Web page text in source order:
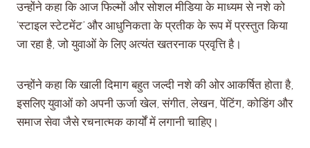
उन्होंने कहा कि आज फिल्मों और सोशल मीडिया के माध्यम से नशे को
‘स्टाइल स्टेटमेंट’ और आधुनिकता के प्रतीक के रूप में प्रस्तुत किया
जा रहा है, जो युवाओं के लिए अत्यंत खतरनाक प्रवृत्ति है।
उन्होंने कहा कि खाली दिमाग बहुत जल्दी नशे की ओर आकर्षित होता है,
इसलिए युवाओं को अपनी ऊर्जा खेल, संगीत, लेखन, पेंटिंग, कोडिंग और
समाज सेवा जैसे रचनात्मक कार्यों में लगानी चाहिए।